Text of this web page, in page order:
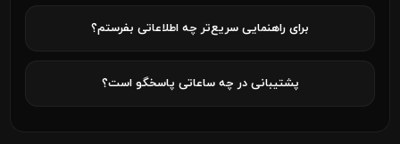
برای راهنمایی سریع‌تر چه اطلاعاتی بفرستم؟
پشتیبانی در چه ساعاتی پاسخگو است؟